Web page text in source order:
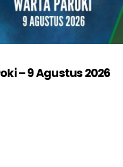
– 9 Agustus 2026